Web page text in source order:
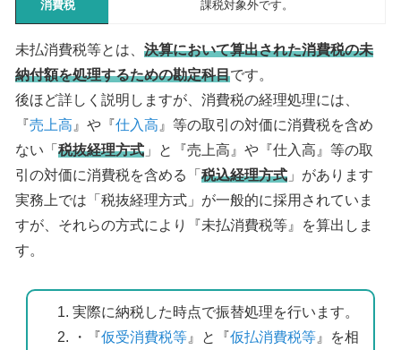
消費税 課税対象外です。
未払消費税等とは、 決算において算出された消費税の未
納付額を処理するための勘定科目です。
後ほど詳しく説明しますが、消費税の経理処理には、
『 売上高』や『 仕入高』等の取引の対価に消費税を含め
ない「 税抜経理方式 」と『売上高』や『仕入高』等の取
引の対価に消費税を含める「 税込経理方式 」があります
実務上では「税抜経理方式」が一般的に採用されていま
すが、それらの方式により『未払消費税等』を算出しま
す。
実際に納税した時点で振替処理を行います。
・『仮受消費税等 』と『仮払消費税等 』を相